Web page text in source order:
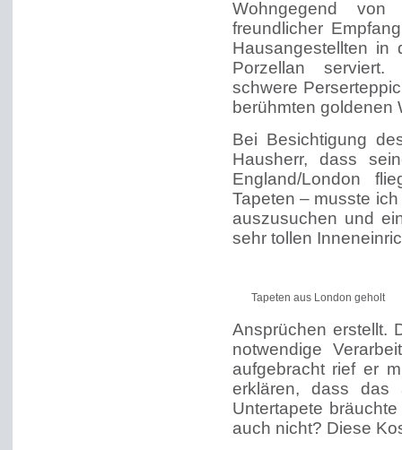
Wohngegend von
freundlicher
Hausangestellten in
Porzellan serviert.
schwere
berühmten goldenen
Bei Besichtigung
Hausherr, dass
England/London
Tapeten – musste
auszusuchen und
sehr tollen
Tapeten aus London geholt
Ansprüchen erstellt.
notwendige
aufgebracht rief er
erklären, dass
Untertapete
auch nicht? Diese